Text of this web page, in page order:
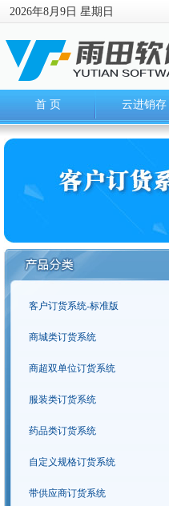
2026年8月9日 星期日
首 页 云进销存
客户订货系统-标准版
商城类订货系统
商超双单位订货系统
服装类订货系统
药品类订货系统
自定义规格订货系统
带供应商订货系统